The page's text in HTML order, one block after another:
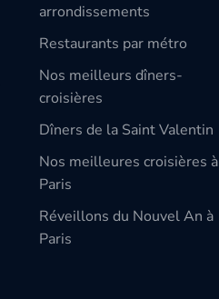
arrondissements
Restaurants par métro
Nos meilleurs dîners-
croisières
Dîners de la Saint Valentin
Nos meilleures croisières à
Paris
Réveillons du Nouvel An à
Paris